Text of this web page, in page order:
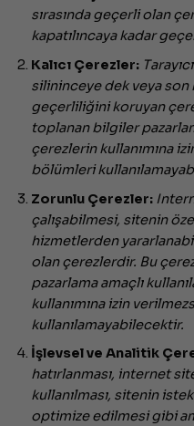
sırasında geçerli olan
kapatılıncaya kadar
Kalıcı Çerezler:
silininceye dek veya son
geçerliliğini koruyan
toplanan bilgiler
çerezlerin kullanımına
bölümleri
Zorunlu Çerezler:
çalışabilmesi, sitenin
hizmetlerden
olan çerezlerdir. Bu
pazarlama amaçlı
kullanımına izin
kullanılamayabilecektir.
İşlevsel ve Analitik
hatırlanması, internet
kullanılması, sitenin
optimize edilmesi gibi